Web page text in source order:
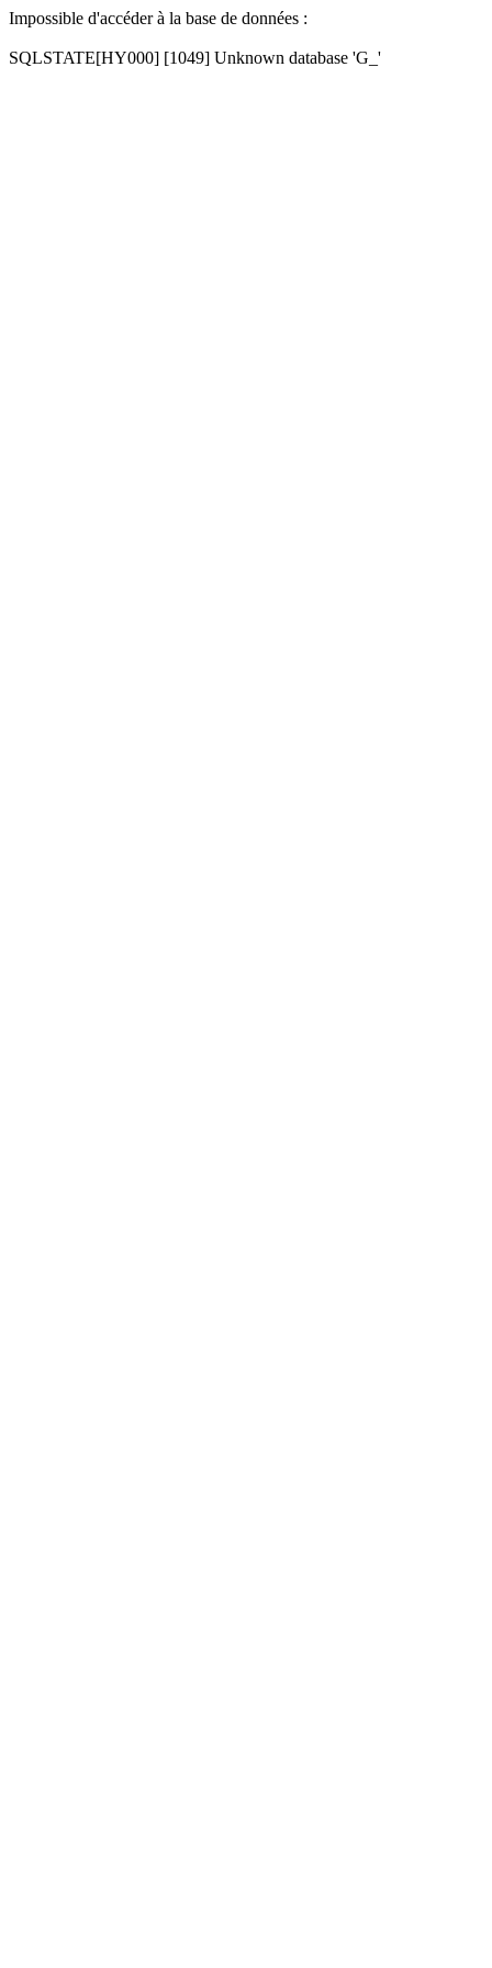
Impossible d'accéder à la base de données :
SQLSTATE[HY000] [1049] Unknown database 'G_'